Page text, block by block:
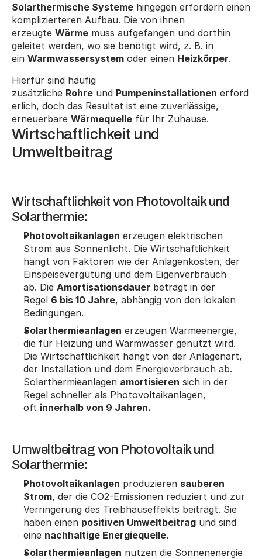
Solarthermische Systeme hingegen erfordern einen
komplizierteren Aufbau. Die von ihnen
erzeugte Wärme muss aufgefangen und dorthin
geleitet werden, wo sie benötigt wird, z. B. in
ein Warmwassersystem oder einen Heizkörper.
Hierfür sind häufig
zusätzliche Rohre und Pumpeninstallationen erford
erlich, doch das Resultat ist eine zuverlässige,
erneuerbare Wärmequelle für Ihr Zuhause.
Wirtschaftlichkeit und
Umweltbeitrag
Wirtschaftlichkeit von Photovoltaik und
Solarthermie:
Photovoltaikanlagen erzeugen elektrischen
Strom aus Sonnenlicht. Die Wirtschaftlichkeit
hängt von Faktoren wie der Anlagenkosten, der
Einspeisevergütung und dem Eigenverbrauch
ab. Die Amortisationsdauer beträgt in der
Regel 6 bis 10 Jahre, abhängig von den lokalen
Bedingungen.
Solarthermieanlagen erzeugen Wärmeenergie,
die für Heizung und Warmwasser genutzt wird.
Die Wirtschaftlichkeit hängt von der Anlagenart,
der Installation und dem Energieverbrauch ab.
Solarthermieanlagen amortisieren sich in der
Regel schneller als Photovoltaikanlagen,
oft innerhalb von 9 Jahren.
Umweltbeitrag von Photovoltaik und
Solarthermie:
Photovoltaikanlagen produzieren sauberen
Strom, der die CO2-Emissionen reduziert und zur
Verringerung des Treibhauseffekts beiträgt. Sie
haben einen positiven Umweltbeitrag und sind
eine nachhaltige Energiequelle.
Solarthermieanlagen nutzen die Sonnenenergie